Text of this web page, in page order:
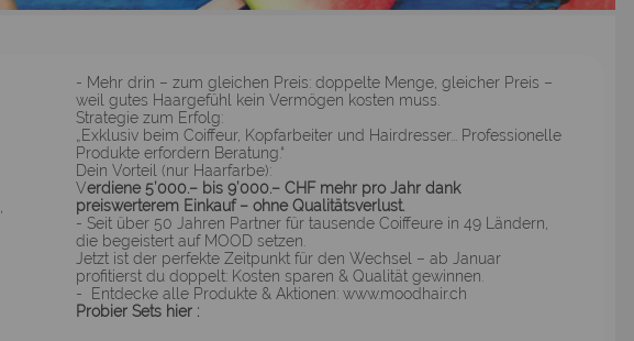
- Mehr drin – zum gleichen Preis: doppelte Menge, gleicher Preis –
weil gutes Haargefühl kein Vermögen kosten muss.
Strategie zum Erfolg:
„Exklusiv beim Coiffeur, Kopfarbeiter und Hairdresser... Professionelle
Produkte erfordern Beratung.“
Dein Vorteil (nur Haarfarbe):
Verdiene 5’000.– bis 9’000.– CHF mehr pro Jahr dank
preiswerterem Einkauf – ohne Qualitätsverlust.
- Seit über 50 Jahren Partner für tausende Coiffeure in 49 Ländern,
die begeistert auf MOOD setzen.
Jetzt ist der perfekte Zeitpunkt für den Wechsel – ab Januar
profitierst du doppelt: Kosten sparen & Qualität gewinnen.
- Entdecke alle Produkte & Aktionen: www.moodhair.ch
Probier Sets hier :